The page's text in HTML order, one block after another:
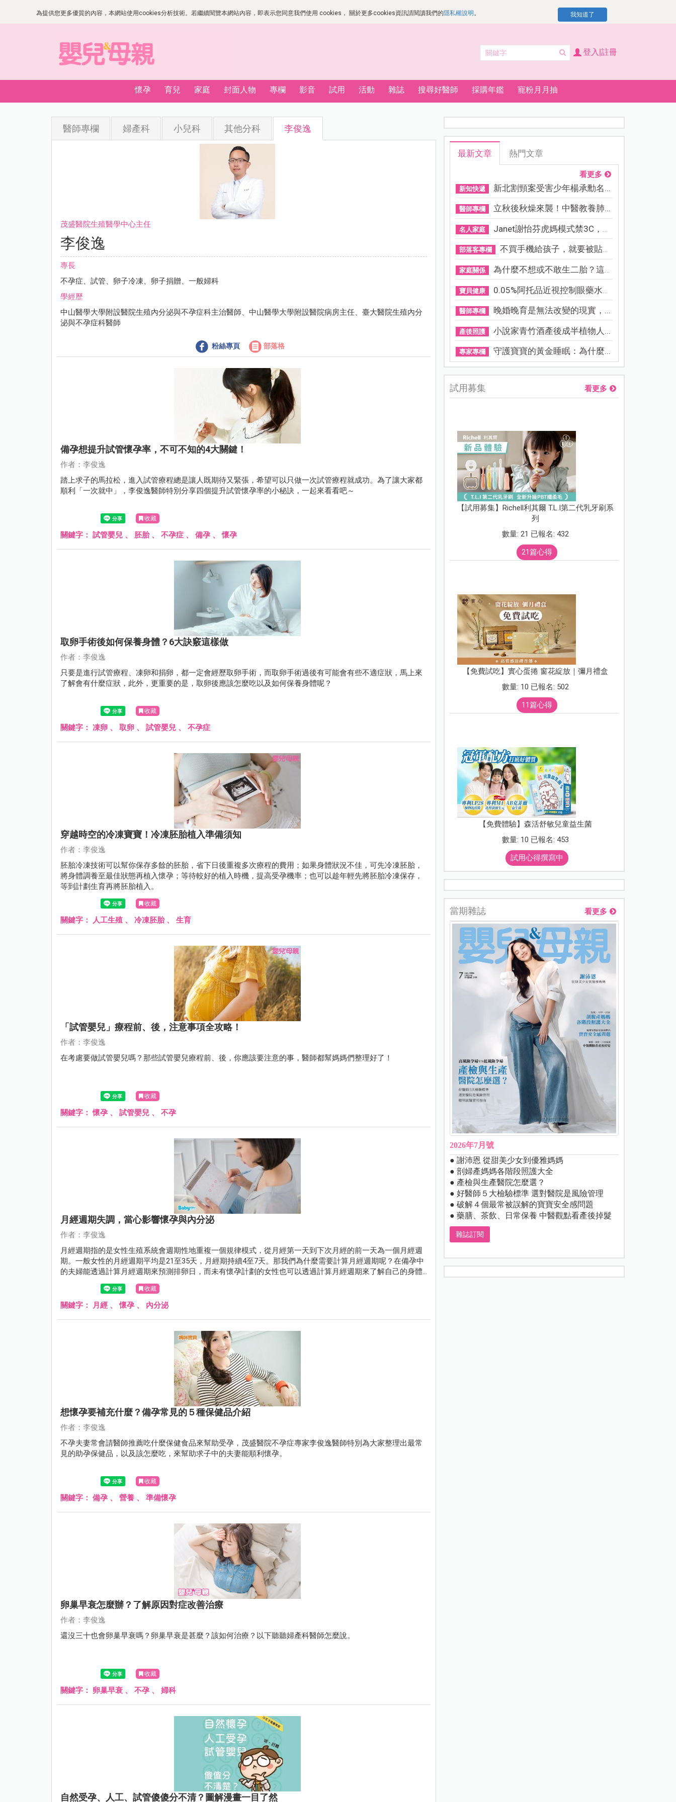
為提供您更多優質的內容，本網站使用cookies分析技術。若繼續閱覽本網站內容，即表示您同意我們使用 cookies， 關於更多cookies資訊請閱讀我們的隱私權說明 。 我知道了
登入|註冊
懷孕 育兒 家庭 封面人物 專欄 影音 試用 活動 雜誌 搜尋好醫師 採購年鑑 寵粉月月抽
醫師專欄 婦產科 小兒科 其他分科 李俊逸
茂盛醫院生殖醫學中心主任
李俊逸
專長
不孕症、試管、卵子冷凍、卵子捐贈、一般婦科
學經歷
中山醫學大學附設醫院生殖內分泌與不孕症科主治醫師、中山醫學大學附設醫院病房主任、臺大醫院生殖內分
泌與不孕症科醫師
粉絲專頁 部落格
備孕想提升試管懷孕率，不可不知的4大關鍵！
作者：李俊逸
踏上求子的馬拉松，進入試管療程總是讓人既期待又緊張，希望可以只做一次試管療程就成功。為了讓大家都
順利「一次就中」，李俊逸醫師特別分享四個提升試管懷孕率的小秘訣，一起來看看吧～
收藏
關鍵字： 試管嬰兒 、 胚胎、 不孕症 、 備孕 、懷孕
取卵手術後如何保養身體？6大訣竅這樣做
作者：李俊逸
只要是進行試管療程、凍卵和捐卵，都一定會經歷取卵手術，而取卵手術過後有可能會有些不適症狀，馬上來
了解會有什麼症狀，此外，更重要的是，取卵後應該怎麼吃以及如何保養身體呢？
收藏
關鍵字： 凍卵 、 取卵 、 試管嬰兒 、 不孕症
穿越時空的冷凍寶寶！冷凍胚胎植入準備須知
作者：李俊逸
胚胎冷凍技術可以幫你保存多餘的胚胎，省下日後重複多次療程的費用；如果身體狀況不佳，可先冷凍胚胎，
將身體調養至最佳狀態再植入懷孕；等待較好的植入時機，提高受孕機率；也可以趁年輕先將胚胎冷凍保存，
等到計劃生育再將胚胎植入。
收藏
關鍵字： 人工生殖 、 冷凍胚胎、 生育
「試管嬰兒」療程前、後，注意事項全攻略！
作者：李俊逸
在考慮要做試管嬰兒嗎？那些試管嬰兒療程前、後，你應該要注意的事，醫師都幫媽媽們整理好了！
收藏
關鍵字：懷孕 、 試管嬰兒 、 不孕
月經週期失調，當心影響懷孕與內分泌
作者：李俊逸
月經週期指的是女性生殖系統會週期性地重複一個規律模式，從月經第一天到下次月經的前一天為一個月經週
期。一般女性的月經週期平均是21至35天，月經期持續4至7天。那我們為什麼需要計算月經週期呢？在備孕中
的夫婦能透過計算月經週期來預測排卵日，而未有懷孕計劃的女性也可以透過計算月經週期來了解自己的身體
收藏
關鍵字： 月經 、懷孕 、 內分泌
想懷孕要補充什麼？備孕常見的５種保健品介紹
作者：李俊逸
不孕夫妻常會請醫師推薦吃什麼保健食品來幫助受孕，茂盛醫院不孕症專家李俊逸醫師特別為大家整理出最常
見的助孕保健品，以及該怎麼吃，來幫助求子中的夫妻能順利懷孕。
收藏
關鍵字： 備孕 、 營養 、 準備懷孕
卵巢早衰怎麼辦？了解原因對症改善治療
作者：李俊逸
還沒三十也會卵巢早衰嗎？卵巢早衰是甚麼？該如何治療？以下聽聽婦產科醫師怎麼說。
收藏
關鍵字： 卵巢早衰 、 不孕 、 婦科
自然受孕、人工、試管傻傻分不清？圖解漫畫一目了然
最新文章 熱門文章
看更多
新知快遞 新北割頸案受害少年楊承勳名...
醫師專欄 立秋後秋燥來襲！中醫教養肺...
名人家庭 Janet謝怡芬虎媽模式禁3C，看...
部落客專欄 不買手機給孩子，就要被貼「...
家庭關係 為什麼不想或不敢生二胎？這8...
寶貝健康 0.05%阿托品近視控制眼藥水納...
醫師專欄 晚婚晚育是無法改變的現實，...
產後照護 小說家青竹酒產後成半植物人...
專家專欄 守護寶寶的黃金睡眠：為什麼...
試用募集 看更多
【試用募集】Richell利其爾 T.L.I第二代乳牙刷系
列
數量: 21 已報名: 432
21篇心得
【免費試吃】實心蛋捲 窗花綻放｜彌月禮盒
數量: 10 已報名: 502
11篇心得
【免費體驗】森活舒敏兒童益生菌
數量: 10 已報名: 453
試用心得撰寫中
當期雜誌 看更多
2026年7月號
● 謝沛恩 從甜美少女到優雅媽媽
● 剖婦產媽媽各階段照護大全
● 產檢與生產醫院怎麼選？
● 好醫師５大檢驗標準 選對醫院是風險管理
● 破解４個最常被誤解的寶寶安全感問題
● 藥膳、茶飲、日常保養 中醫觀點看產後掉髮
雜誌訂閱